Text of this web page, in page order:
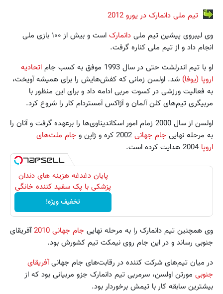
تیم ملی دانمارک در یورو 2012
وی لیبروی پیشین تیم ملی ‌دانمارک
است و بیش از ۱۰۰ بازی ملی
‌انجام داد و از تیم ملی کناره گرفت.
او با تیم اندرلشت حتی در سال 1993 موفق به کسب جام
اتحادیه
اروپا (یوفا) شد. اولسن زمانی که کفش‌هایش را برای همیشه آویخت،
به فعالیت ورزشی در کسوت مربی ادامه داد و برای این منظور با
مربیگری تیم‌های کلن آلمان و آژاکس آمستردام کار را شروع کرد.
اولسن از سال 2000 زمام امور اسکاندیناوی‌ها را برعهده گرفت و آنان را
به مرحله نهایی جام جهانی 2002 کره و ژاپن و
جام ملت‌های
اروپا
پایان دغدغه هزینه های دندان
پزشکی با پک سفید کننده خانگی
تخفیف ویژه!
وی همچنین تیم دانمارک را به مرحله نهایی جام جهانی 2010
آفریقای
جنوبی رساند و در این جام روی نیمکت تیم کشورش بود.
در میان تیم‌های شرکت کننده در رقابت‌های جام جهانیآفریقای
جنوبی مورتن اولسن، سرمربی تیم دانمارک جزو مربیانی بود که از
بیشترین سابقه کار با تیمش برخوردار بود.